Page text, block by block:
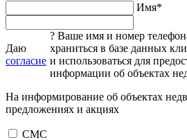
Имя*
Даю
согласие
? Ваше имя и номер
храниться в базе данных
и использоваться для
информации об объектах
На информирование об объектах
предложениях и акциях
СМС